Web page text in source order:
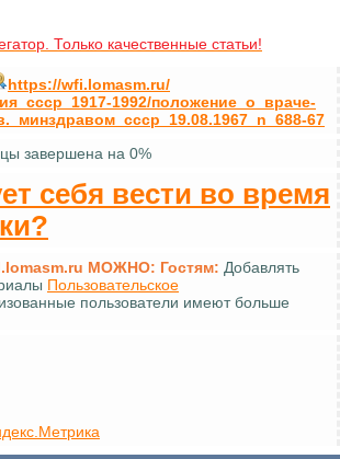
Только качественные статьи!
https://wfi.lomasm.ru/
1992/положение_о_враче-
67
завершена на 0%
себя вести во время
МОЖНО: Гостям: Добавлять
Пользовательское
пользователи имеют больше